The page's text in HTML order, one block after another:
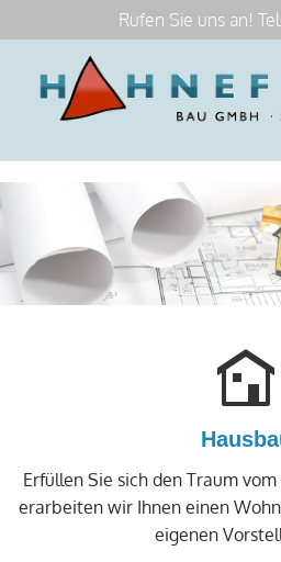
Rufen Sie uns an!
Erfüllen Sie sich den Traum
erarbeiten wir Ihnen einen
eigenen